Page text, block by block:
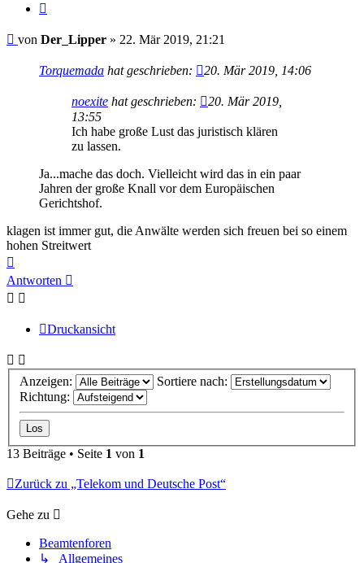
Beitrag
von Der_Lipper » 22. Mär 2019, 21:21
Torquemada hat geschrieben: 20. Mär 2019, 14:06
noexite hat geschrieben:
20. Mär 2019,
13:55
Ich habe große Lust das juristisch klären
zu lassen.
Ja...mache das doch. Vielleicht wird das in ein paar
Jahren der große Knall vor dem Europäischen
Gerichtshof.
klagen ist immer gut, die Anwälte werden sich freuen bei so einem
hohen Streitwert
oben
Antworten
Druckansicht
Anzeigen:
Sortiere nach:
Richtung:
13 Beiträge • Seite 1 von 1
Zurück zu „Telekom und Deutsche Post“
Gehe zu
Beamtenforen
↳ Allgemeines